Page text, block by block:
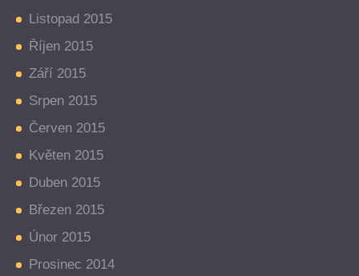
Listopad 2015
Říjen 2015
Září 2015
Srpen 2015
Červen 2015
Květen 2015
Duben 2015
Březen 2015
Únor 2015
Prosinec 2014